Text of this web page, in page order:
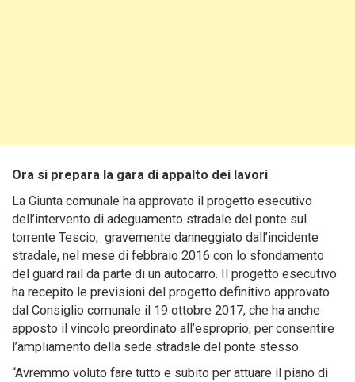
Ora si prepara la gara di appalto dei lavori
La Giunta comunale ha approvato il progetto esecutivo
dell’intervento di adeguamento stradale del ponte sul
torrente Tescio, gravemente danneggiato dall’incidente
stradale, nel mese di febbraio 2016 con lo sfondamento
del guard rail da parte di un autocarro. Il progetto esecutivo
ha recepito le previsioni del progetto definitivo approvato
dal Consiglio comunale il 19 ottobre 2017, che ha anche
apposto il vincolo preordinato all’esproprio, per consentire
l’ampliamento della sede stradale del ponte stesso.
“Avremmo voluto fare tutto e subito per attuare il piano di